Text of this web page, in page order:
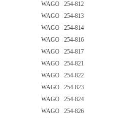
WAGO 254-812
WAGO 254-813
WAGO 254-814
WAGO 254-816
WAGO 254-817
WAGO 254-821
WAGO 254-822
WAGO 254-823
WAGO 254-824
WAGO 254-826